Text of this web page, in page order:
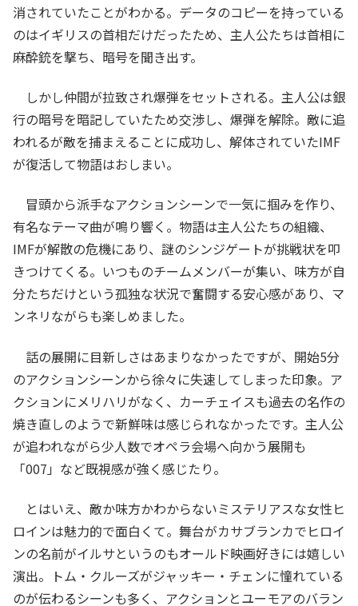
消されていたことがわかる。データのコピーを持っている
のはイギリスの首相だけだったため、主人公たちは首相に
麻酔銃を撃ち、暗号を聞き出す。
しかし仲間が拉致され爆弾をセットされる。主人公は銀
行の暗号を暗記していたため交渉し、爆弾を解除。敵に追
われるが敵を捕まえることに成功し、解体されていたIMF
が復活して物語はおしまい。
冒頭から派手なアクションシーンで一気に掴みを作り、
有名なテーマ曲が鳴り響く。物語は主人公たちの組織、
IMFが解散の危機にあり、謎のシンジゲートが挑戦状を叩
きつけてくる。いつものチームメンバーが集い、味方が自
分たちだけという孤独な状況で奮闘する安心感があり、マ
ンネリながらも楽しめました。
話の展開に目新しさはあまりなかったですが、開始5分
のアクションシーンから徐々に失速してしまった印象。ア
クションにメリハリがなく、カーチェイスも過去の名作の
焼き直しのようで新鮮味は感じられなかったです。主人公
が追われながら少人数でオペラ会場へ向かう展開も
「007」など既視感が強く感じたり。
とはいえ、敵か味方かわからないミステリアスな女性ヒ
ロインは魅力的で面白くて。舞台がカサブランカでヒロイ
ンの名前がイルサというのもオールド映画好きには嬉しい
演出。トム・クルーズがジャッキー・チェンに憧れている
のが伝わるシーンも多く、アクションとユーモアのバラン